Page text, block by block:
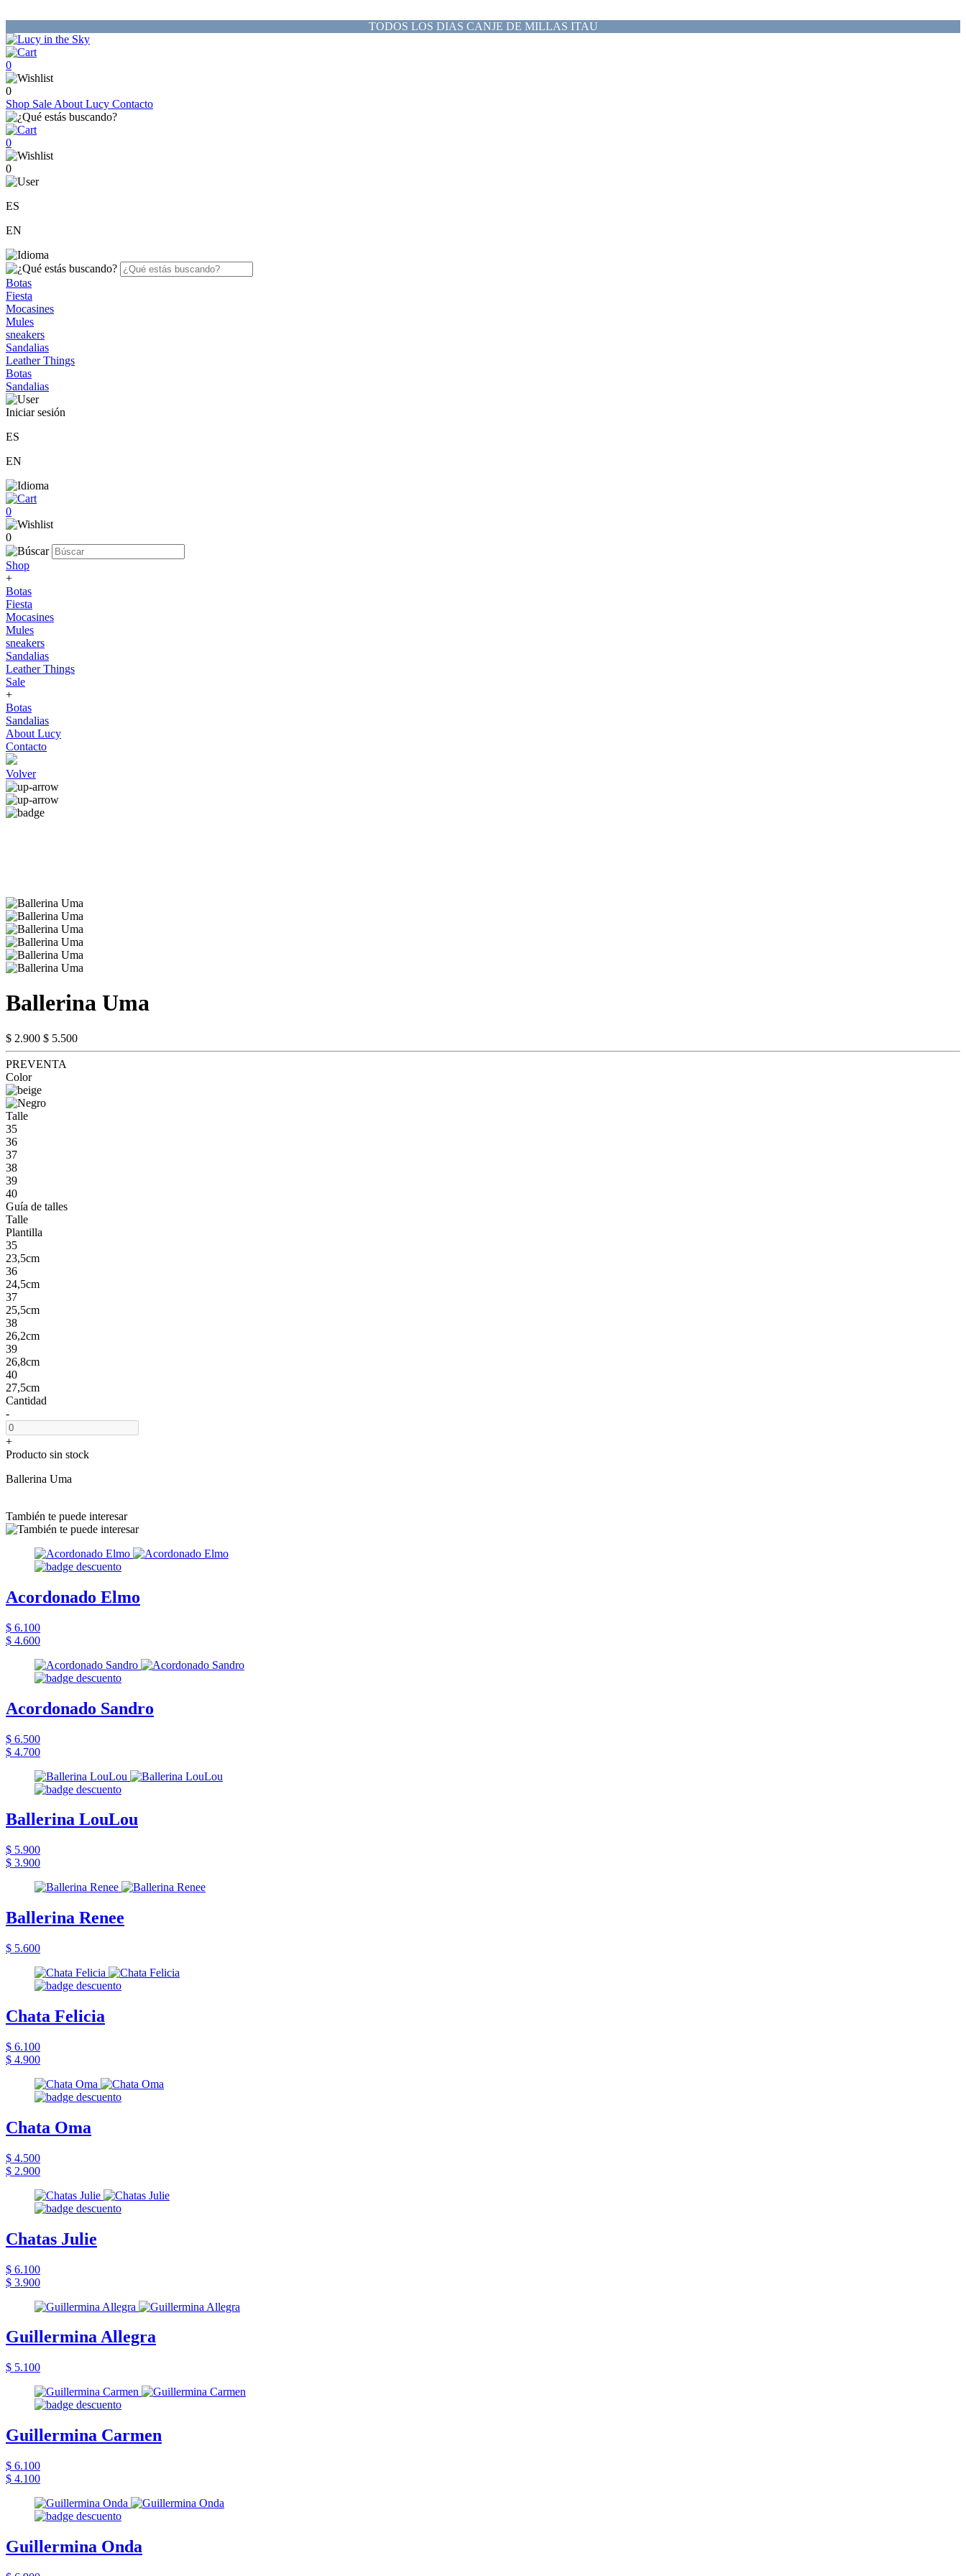
TODOS LOS DIAS CANJE DE MILLAS ITAU
0
0
Shop Sale About Lucy Contacto
0
0
ES
EN
Botas
Fiesta
Mocasines
Mules
sneakers
Sandalias
Leather Things
Botas
Sandalias
Iniciar sesión
ES
EN
0
0
Shop
+
Botas
Fiesta
Mocasines
Mules
sneakers
Sandalias
Leather Things
Sale
+
Botas
Sandalias
About Lucy
Contacto
Volver
Ballerina Uma
$ 2.900 $ 5.500
PREVENTA
Color
Talle
35
36
37
38
39
40
Guía de talles
Talle
Plantilla
35
23,5cm
36
24,5cm
37
25,5cm
38
26,2cm
39
26,8cm
40
27,5cm
Cantidad
-
+
Producto sin stock
Ballerina Uma
También te puede interesar
Acordonado Elmo
$ 6.100
$ 4.600
Acordonado Sandro
$ 6.500
$ 4.700
Ballerina LouLou
$ 5.900
$ 3.900
Ballerina Renee
$ 5.600
Chata Felicia
$ 6.100
$ 4.900
Chata Oma
$ 4.500
$ 2.900
Chatas Julie
$ 6.100
$ 3.900
Guillermina Allegra
$ 5.100
Guillermina Carmen
$ 6.100
$ 4.100
Guillermina Onda